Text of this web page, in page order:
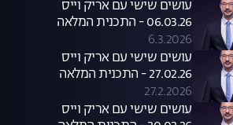
עושים שישי עם אריק וייס
06.03.26 - התכנית המלאה
6.3.2026
עושים שישי עם אריק וייס
27.02.26 - התכנית המלאה
27.2.2026
עושים שישי עם אריק וייס